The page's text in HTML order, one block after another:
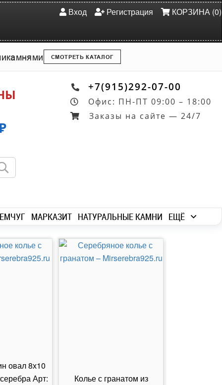
Вход Регистрация КОРЗИНА (0)
камнями СМОТРЕТЬ КАТАЛОГ
+7(915)292-07-00
Офис: ПН-ПТ 09:00 – 18:00
Заказы на сайте — 24/7
МАРКАЗИТ НАТУРАЛЬНЫЕ КАМНИ ЕЩЁ
овал 8х10
Арт:
Колье с гранатом из